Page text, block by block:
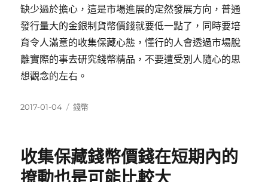
缺少過於擔心，這是市場進展的定然發展方向，普通
發行量大的金銀制貨幣價錢就要低一點了，同時要培
育令人滿意的收集保藏心態，懂行的人會透過市場脫
離實際的事去研究錢幣精品，不要遭受別人隨心的思
想觀念的左右。
發
2017-01-04
分
錢幣
收集保藏錢幣價錢在短期內的
撩動也是可能比較大